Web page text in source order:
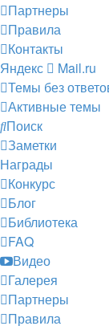
Партнеры
Правила
Контакты
Яндекс
Mail.ru
Темы без
Активные темы
Поиск
Заметки
Награды
Конкурс
Блог
Библиотека
FAQ
Видео
Галерея
Партнеры
Правила